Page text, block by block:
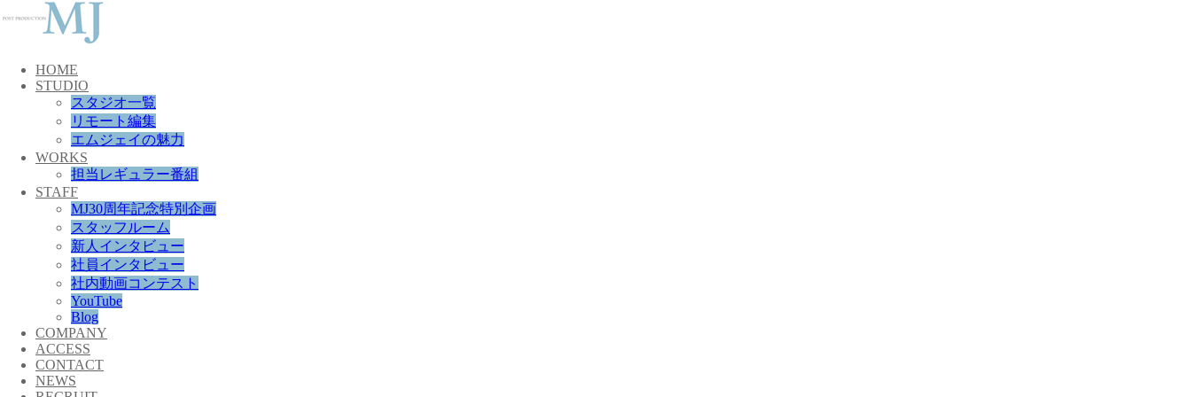
HOME
STUDIO
スタジオ一覧
リモート編集
エムジェイの魅力
WORKS
担当レギュラー番組
STAFF
MJ30周年記念特別企画
スタッフルーム
新人インタビュー
社員インタビュー
社内動画コンテスト
YouTube
Blog
COMPANY
ACCESS
CONTACT
NEWS